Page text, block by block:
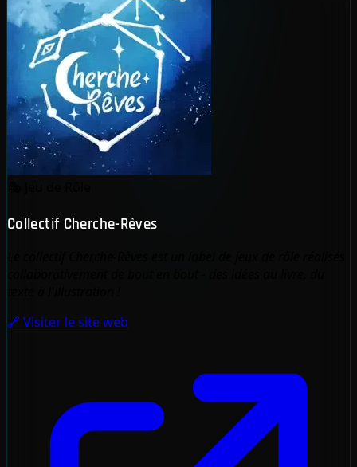
Collectif Cherche-Rêves
🔗 Visiter le site web